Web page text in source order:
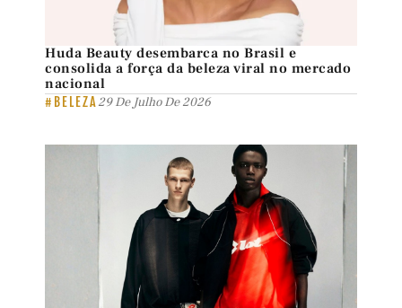
Huda Beauty desembarca no Brasil e
consolida a força da beleza viral no mercado
nacional
#BELEZA29 De Julho De 2026